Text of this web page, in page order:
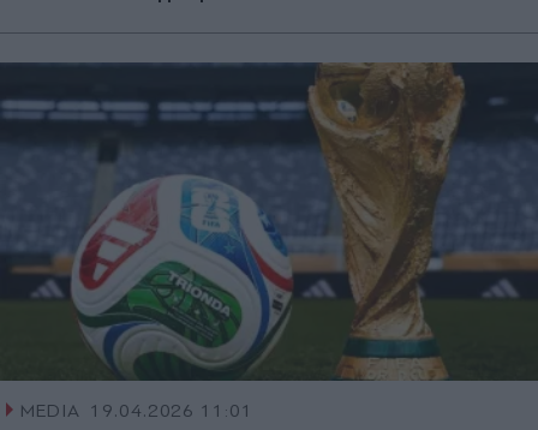
MEDIA 19.04.2026 11:01